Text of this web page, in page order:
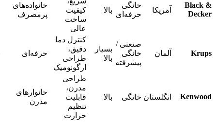
Black &
Decker
آمریکا
خانگی
حرفه‌ای
بالا
کیفیت
ساخت
عالی
خانواده‌های
پرمصرف
Krups آلمان
صنعتی /
خانگی
پیشرفته
بسیار
بالا
کنترل دما
دقیق،
طراحی
ارگونومیک
حرفه‌ای
Kenwood انگلستان خانگی بالا
طراحی
مدرن،
قابلیت
تنظیم
حرارت
خانوارهای
مدرن